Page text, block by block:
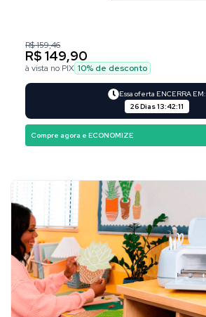
R$ 159,46
R$ 149,90
à vista no PIX 10% de desconto
Essa oferta ENCERRA EM:
26 Dias 13:42:10
Compre agora e ECONOMIZE